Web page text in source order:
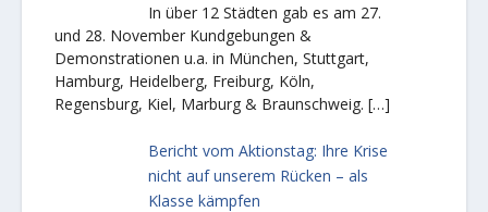
In über 12 Städten gab es am 27.
und 28. November Kundgebungen &
Demonstrationen u.a. in München, Stuttgart,
Hamburg, Heidelberg, Freiburg, Köln,
Regensburg, Kiel, Marburg & Braunschweig. […]
Bericht vom Aktionstag: Ihre Krise
nicht auf unserem Rücken – als
Klasse kämpfen